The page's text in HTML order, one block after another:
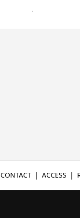
CONTACT ACCESS